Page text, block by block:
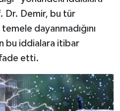
Dr. Demir, bu tür
dayanmadığını
bu iddialara itibar
etti.